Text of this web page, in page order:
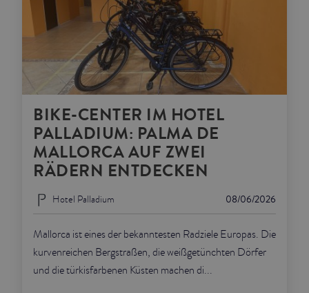
BIKE-CENTER IM HOTEL
PALLADIUM: PALMA DE
MALLORCA AUF ZWEI
RÄDERN ENTDECKEN
08/06/2026
Hotel Palladium
Mallorca ist eines der bekanntesten Radziele Europas. Die
kurvenreichen Bergstraßen, die weißgetünchten Dörfer
und die türkisfarbenen Küsten machen di...